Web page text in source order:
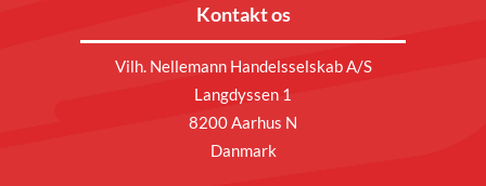
Kontakt os
Vilh. Nellemann Handelsselskab A/S
Langdyssen 1
8200 Aarhus N
Danmark